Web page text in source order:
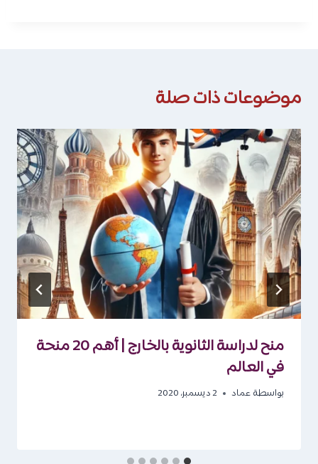
موضوعات ذات صلة
منح لدراسة الثانوية بالخارج | أهم 20 منحة
في العالم
بواسطة عماد 2 ديسمبر، 2020